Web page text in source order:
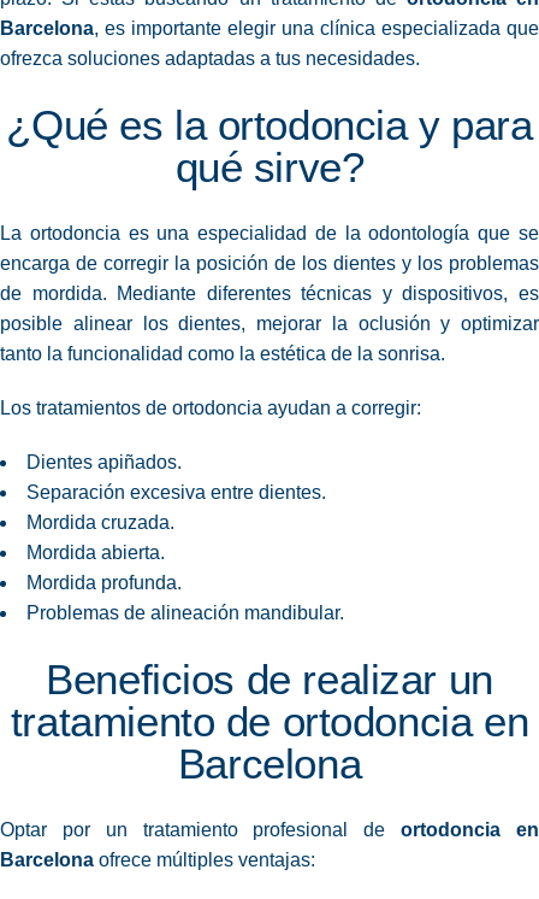
Barcelona, es importante elegir una clínica especializada que
ofrezca soluciones adaptadas a tus necesidades.
¿Qué es la ortodoncia y para
qué sirve?
La ortodoncia es una especialidad de la odontología que se
encarga de corregir la posición de los dientes y los problemas
de mordida. Mediante diferentes técnicas y dispositivos, es
posible alinear los dientes, mejorar la oclusión y optimizar
tanto la funcionalidad como la estética de la sonrisa.
Los tratamientos de ortodoncia ayudan a corregir:
Dientes apiñados.
Separación excesiva entre dientes.
Mordida cruzada.
Mordida abierta.
Mordida profunda.
Problemas de alineación mandibular.
Beneficios de realizar un
tratamiento de ortodoncia en
Barcelona
Optar por un tratamiento profesional deortodoncia en
Barcelona ofrece múltiples ventajas: